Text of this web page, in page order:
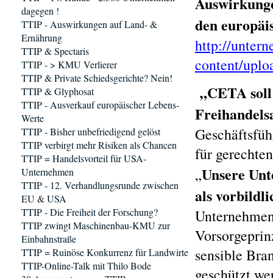
den
http://
content/
„CETA
für
„Unsere
als
sensible
dagegen !
TTIP - Auswirkungen auf Land- &
Ernährung
TTIP & Spectaris
TTIP - > KMU Verlierer
TTIP & Private Schiedsgerichte? Nein!
TTIP & Glyphosat
TTIP - Ausverkauf europäischer Lebens-
Werte
TTIP - Bisher unbefriedigend gelöst
TTIP verbirgt mehr Risiken als Chancen
TTIP = Handelsvorteil für USA-
Unternehmen
TTIP - 12. Verhandlungsrunde zwischen
EU & USA
TTIP - Die Freiheit der Forschung?
TTIP zwingt Maschinenbau-KMU zur
Einbahnstraße
TTIP = Ruinöse Konkurrenz für Landwirte
TTIP-Online-Talk mit Thilo Bode